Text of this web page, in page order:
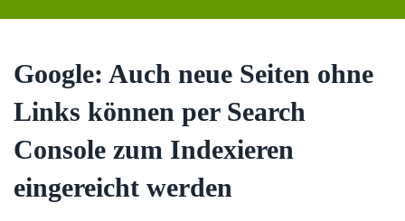
Google: Auch neue Seiten ohne
Links können per Search
Console zum Indexieren
eingereicht werden